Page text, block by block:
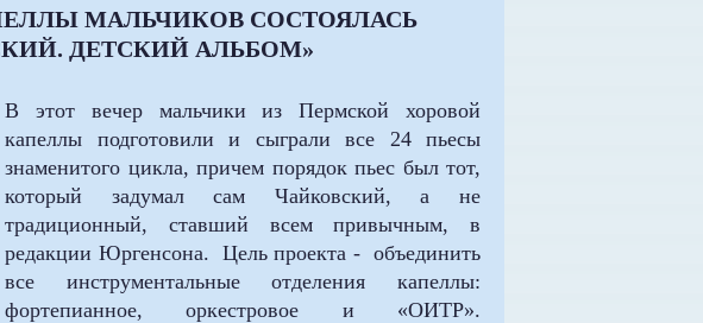
МАЛЬЧИКОВ СОСТОЯЛАСЬ
ДЕТСКИЙ АЛЬБОМ»
В этот вечер мальчики из Пермской хоровой
капеллы подготовили и сыграли все 24 пьесы
знаменитого цикла, причем порядок пьес был тот,
который задумал сам Чайковский, а не
традиционный, ставший всем привычным, в
редакции Юргенсона. Цель проекта - объединить
все инструментальные отделения капеллы:
фортепианное, оркестровое и «ОИТР».